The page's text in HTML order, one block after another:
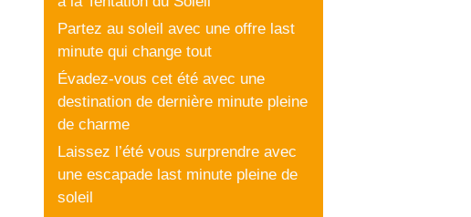
Partez au soleil avec une offre last
minute qui change tout
Évadez-vous cet été avec une
destination de dernière minute pleine
de charme
Laissez l’été vous surprendre avec
une escapade last minute pleine de
soleil